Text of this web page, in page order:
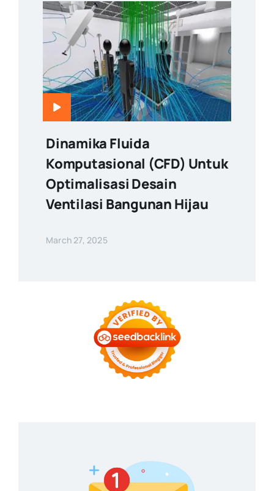
Dinamika Fluida
Komputasional (CFD) Untuk
Optimalisasi Desain
Ventilasi Bangunan Hijau
March 27, 2025